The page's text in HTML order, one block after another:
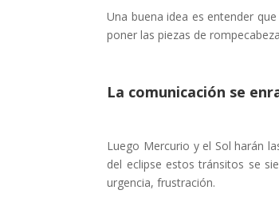
Una buena idea es entender
poner las piezas de
La comunicación se
Luego Mercurio y el Sol harán
del eclipse estos tránsitos se
urgencia, frustración.